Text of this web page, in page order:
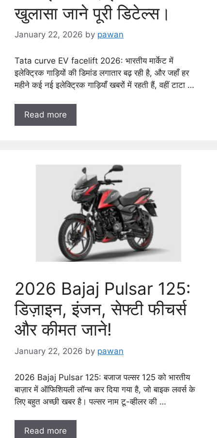
खुलासा जाने पूरी डिटेल्स।
January 22, 2026 by pawan
Tata curve EV facelift 2026: भारतीय मार्केट में
इलेक्ट्रिक गाड़ियों की डिमांड लगातार बढ़ रही है, और जहाँ हर
महीने कई नई इलेक्ट्रिक गाड़ियाँ खबरों में रहती हैं, वहीं टाटा …
Read more
2026 Bajaj Pulsar 125:
डिज़ाइन, इंजन, सेफ्टी फीचर्स
और कीमत जाने!
January 22, 2026 by pawan
2026 Bajaj Pulsar 125: बजाज पल्सर 125 को भारतीय
बाज़ार में ऑफिशियली लॉन्च कर दिया गया है, जो बाइक लवर्स के
लिए बहुत अच्छी खबर है। पल्सर नाम टू-व्हीलर की …
Read more